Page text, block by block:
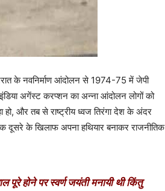
के नवनिर्माण आंदोलन से 1974-75 में जेपी
अगेंस्ट करप्शन का अन्ना आंदोलन लोगों को
हो, और तब से राष्ट्रीय ध्वज तिरंगा देश के अंदर
दूसरे के खिलाफ अपना हथियार बनाकर राजनीतिक
होने पर स्वर्ण जयंती मनायी थी किंतु